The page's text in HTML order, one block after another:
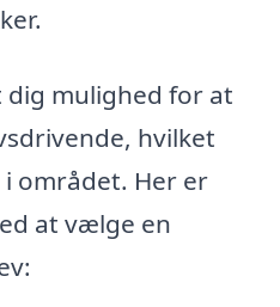
mulighed for at
hvilket
området. Her er
at vælge en